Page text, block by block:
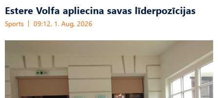
Estere Volfa apliecina savas līderpozīcijas
Sports 09:12, 1. Aug, 2026